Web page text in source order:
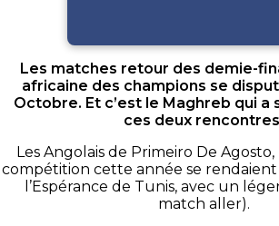
Les matches retour des demie-
africaine des champions se
Octobre. Et c’est le Maghreb qui a
ces deux
Les Angolais de Primeiro De
compétition cette année se
l’Espérance de Tunis, avec un
match aller).